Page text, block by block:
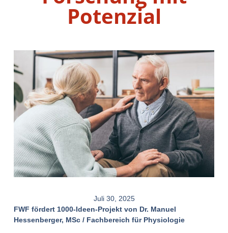
Potenzial
Juli 30, 2025
FWF fördert 1000-Ideen-Projekt von Dr. Manuel
Hessenberger, MSc / Fachbereich für Physiologie